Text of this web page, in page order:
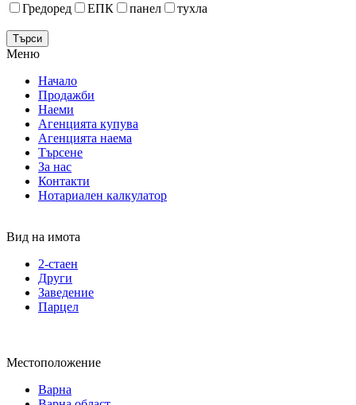
Гредоред
ЕПК панел тухла
Меню
Начало
Продажби
Наеми
Агенцията купува
Агенцията наема
Търсене
За нас
Контакти
Нотариален калкулатор
Вид на имота
2-стаен
Други
Заведение
Парцел
Местоположение
Варна